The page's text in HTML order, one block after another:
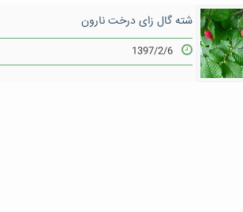
شته گال زای درخت نارون
1397/2/6